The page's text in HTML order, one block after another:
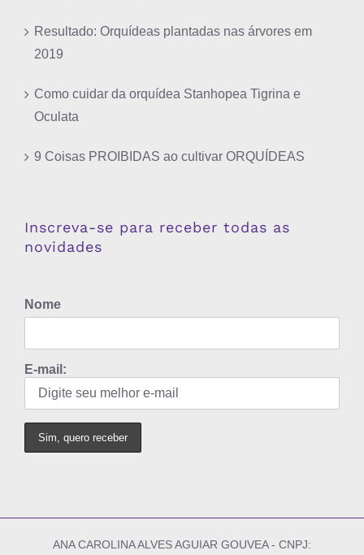
Resultado: Orquídeas plantadas nas árvores em
2019
Como cuidar da orquídea Stanhopea Tigrina e
Oculata
9 Coisas PROIBIDAS ao cultivar ORQUÍDEAS
Inscreva-se para receber todas as
novidades
Nome
E-mail:
ANA CAROLINA ALVES AGUIAR GOUVEA - CNPJ: